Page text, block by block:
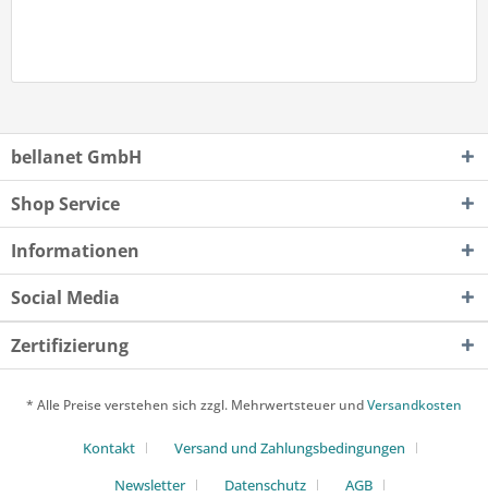
bellanet GmbH
Shop Service
Informationen
Social Media
Zertifizierung
* Alle Preise verstehen sich zzgl. Mehrwertsteuer undVersandkosten
Kontakt
Versand und Zahlungsbedingungen
Newsletter
Datenschutz
AGB